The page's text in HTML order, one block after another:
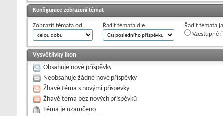
Konfigurace zobrazení témat
Zobrazit témata od… Řadit témata dle:
Řadit témata
Vzestupné
Vysvětlivky ikon
Obsahuje nové příspěvky
Neobsahuje žádné nové příspěvky
Žhavé téma s novými příspěvky
Žhavé téma bez nových příspěvků
Téma je uzamčeno